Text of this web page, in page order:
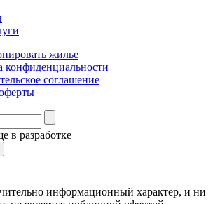
жилье
конфиденциальности
соглашение
в разработке
информационный характер, и ни